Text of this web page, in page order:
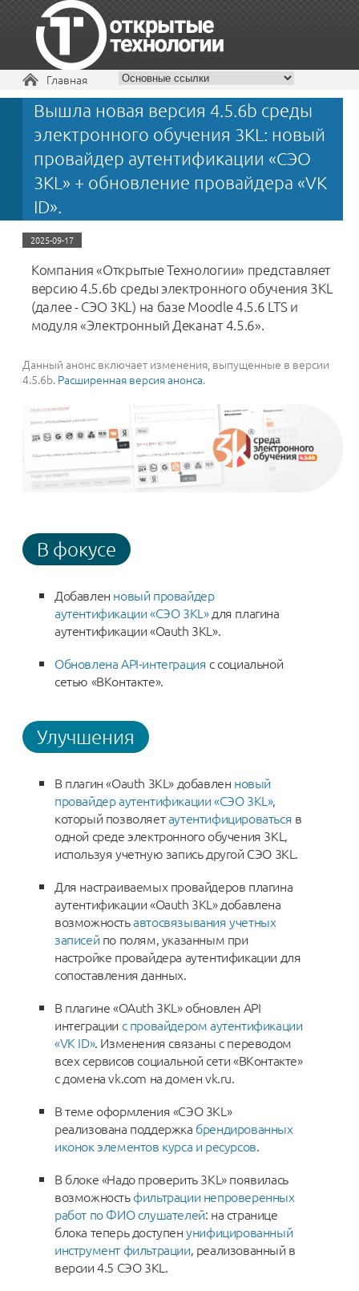
+7 495 229-30-72
Вы здесь
Главная
Вышла новая версия 4.5.6b среды
электронного обучения 3KL: новый
провайдер аутентификации «СЭО
3KL» + обновление провайдера «VK
ID».
2025-09-17
Компания «Открытые Технологии» представляет
версию 4.5.6b среды электронного обучения 3KL
(далее - СЭО 3KL) на базе Moodle 4.5.6 LTS и
модуля «Электронный Деканат 4.5.6».
Данный анонс включает изменения, выпущенные в версии
4.5.6b. Расширенная версия анонса.
В фокусе
Добавлен новый провайдер
аутентификации «СЭО 3KL»для плагина
аутентификации «Oauth 3KL».
Обновлена API-интеграция с социальной
сетью «ВКонтакте».
Улучшения
В плагин «Oauth 3KL» добавлен новый
провайдер аутентификации «СЭО 3KL»,
который позволяетаутентифицироваться в
одной среде электронного обучения 3KL,
используя учетную запись другой СЭО 3KL.
Для настраиваемых провайдеров плагина
аутентификации «Oauth 3KL» добавлена
возможностьавтосвязывания учетных
записей по полям, указанным при
настройке провайдера аутентификации для
сопоставления данных.
В плагине «OAuth 3KL» обновлен API
интеграции с провайдером аутентификации
«VK ID». Изменения связаны с переводом
всех сервисов социальной сети «ВКонтакте»
с домена vk.com на домен vk.ru.
В теме оформления «СЭО 3KL»
реализована поддержка брендированных
иконок элементов курса и ресурсов.
В блоке «Надо проверить 3KL» появилась
возможностьфильтрации непроверенных
работ по ФИО слушателей: на странице
блока теперь доступенунифицированный
инструмент фильтрации, реализованный в
версии 4.5 СЭО 3KL.